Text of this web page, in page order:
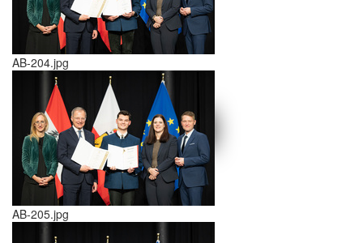
schließen X
<< >>
AB-204.jpg
AB-205.jpg